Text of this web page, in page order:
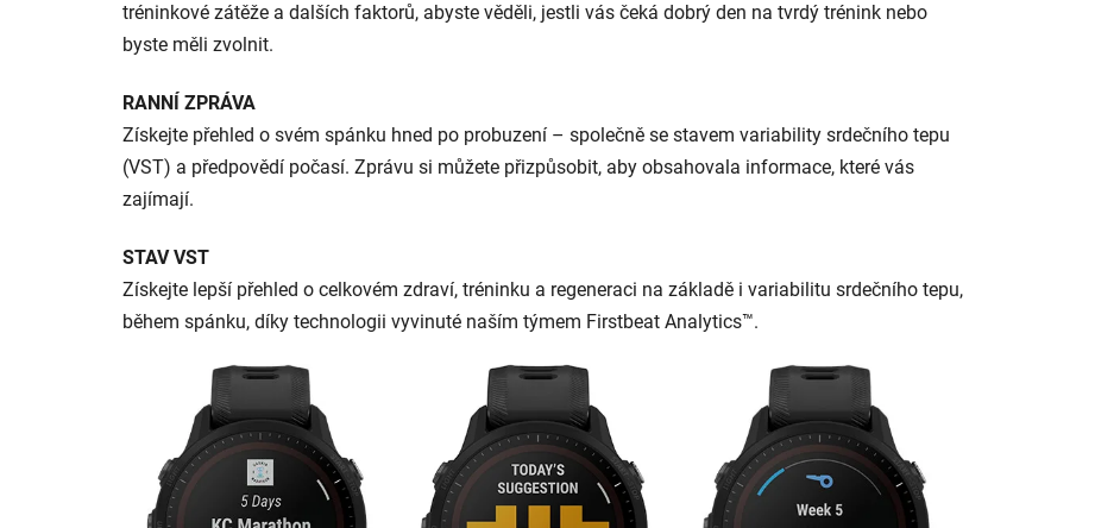
tréninkové zátěže a dalších faktorů, abyste věděli, jestli vás čeká dobrý den na tvrdý trénink nebo
byste měli zvolnit.
RANNÍ ZPRÁVA
Získejte přehled o svém spánku hned po probuzení – společně se stavem variability srdečního tepu
(VST) a předpovědí počasí. Zprávu si můžete přizpůsobit, aby obsahovala informace, které vás
zajímají.
STAV VST
Získejte lepší přehled o celkovém zdraví, tréninku a regeneraci na základě i variabilitu srdečního tepu,
během spánku, díky technologii vyvinuté naším týmem Firstbeat Analytics™.